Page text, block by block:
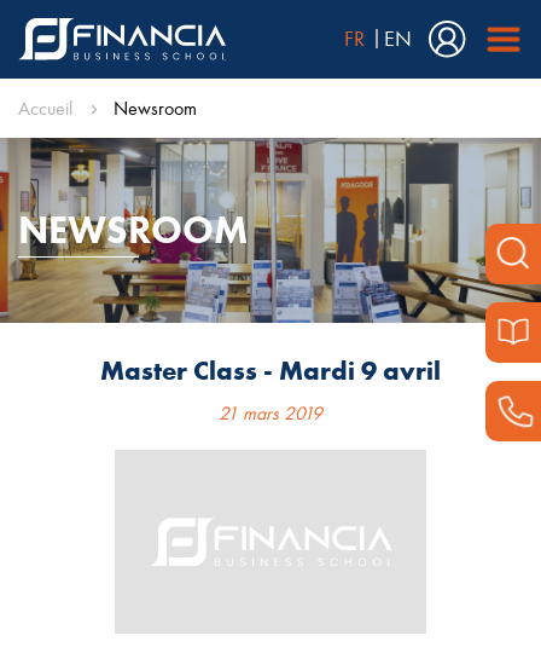
FR EN
Accueil Newsroom
NEWSROOM
Master Class - Mardi 9 avril
21 mars 2019